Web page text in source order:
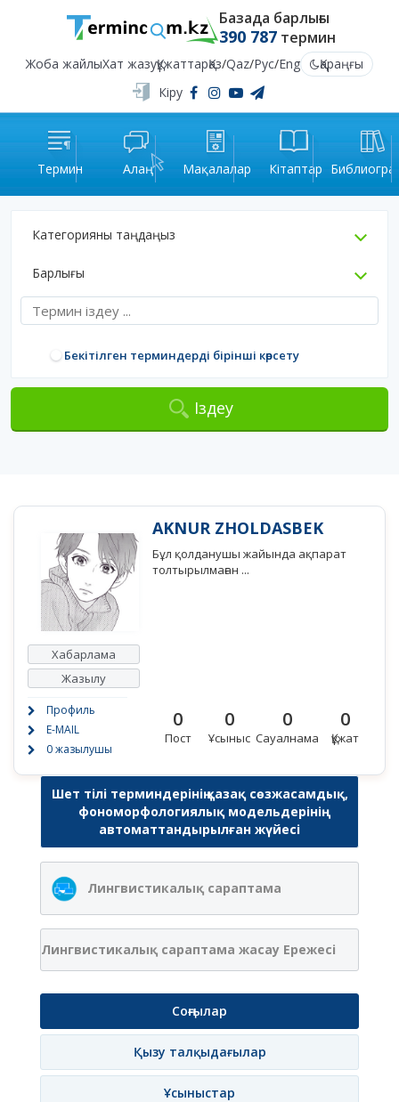
Базада барлығы
390 787термин
Жоба жайлыХат жазуҚұжаттарҚаз/Qaz/Рус/Eng
Қараңғы
Кіру
Термин Алаң Мақалалар Кітаптар
Категорияны таңдаңыз
Барлығы
Бекітілген терминдерді бірінші көрсету
Іздеу
Хабарлама
Жазылу
Профиль
E-MAIL
0 жазылушы
AKNUR ZHOLDASBEK
Бұл қолданушы жайында ақпарат
толтырылмаған ...
0
Пост
0
Ұсыныс
0
Сауалнама
0
Құжат
Шет тілі терминдерінің қазақ сөзжасамдық,
фономорфологиялық модельдерінің
автоматтандырылған жүйесі
Лингвистикалық сараптама
Лингвистикалық сараптама жасау Ережесі
Соңғылар
Қызу талқыдағылар
Ұсыныстар